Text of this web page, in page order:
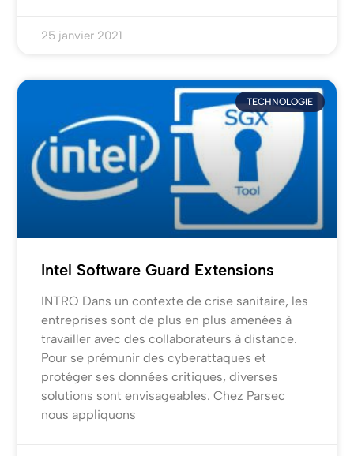
25 janvier 2021
TECHNOLOGIE
Intel Software Guard Extensions
INTRO Dans un contexte de crise sanitaire, les
entreprises sont de plus en plus amenées à
travailler avec des collaborateurs à distance.
Pour se prémunir des cyberattaques et
protéger ses données critiques, diverses
solutions sont envisageables. Chez Parsec
nous appliquons